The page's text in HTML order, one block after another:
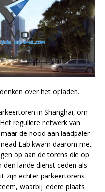
over het opladen.
in Shanghai, om
reguliere netwerk van
de nood aan laadpalen
Lab kwam daarom met
op aan de torens die op
den lande dienst deden als
zijn echter parkeertorens
waarbij iedere plaats